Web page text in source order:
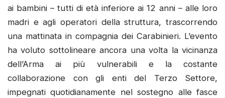
ai bambini – tutti di età inferiore ai 12 anni – alle loro
madri e agli operatori della struttura, trascorrendo
una mattinata in compagnia dei Carabinieri. L’evento
ha voluto sottolineare ancora una volta la vicinanza
dell’Arma ai più vulnerabili e la costante
collaborazione con gli enti del Terzo Settore,
impegnati quotidianamente nel sostegno alle fasce